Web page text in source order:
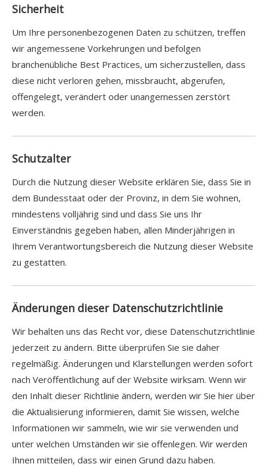
Sicherheit
Um Ihre personenbezogenen Daten zu schützen, treffen
wir angemessene Vorkehrungen und befolgen
branchenübliche Best Practices, um sicherzustellen, dass
diese nicht verloren gehen, missbraucht, abgerufen,
offengelegt, verändert oder unangemessen zerstört
werden.
Schutzalter
Durch die Nutzung dieser Website erklären Sie, dass Sie in
dem Bundesstaat oder der Provinz, in dem Sie wohnen,
mindestens volljährig sind und dass Sie uns Ihr
Einverständnis gegeben haben, allen Minderjährigen in
Ihrem Verantwortungsbereich die Nutzung dieser Website
zu gestatten.
Änderungen dieser Datenschutzrichtlinie
Wir behalten uns das Recht vor, diese Datenschutzrichtlinie
jederzeit zu ändern. Bitte überprüfen Sie sie daher
regelmäßig. Änderungen und Klarstellungen werden sofort
nach Veröffentlichung auf der Website wirksam. Wenn wir
den Inhalt dieser Richtlinie ändern, werden wir Sie hier über
die Aktualisierung informieren, damit Sie wissen, welche
Informationen wir sammeln, wie wir sie verwenden und
unter welchen Umständen wir sie offenlegen. Wir werden
Ihnen mitteilen, dass wir einen Grund dazu haben.